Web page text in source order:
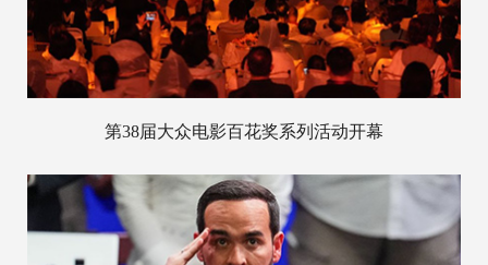
第38届大众电影百花奖系列活动开幕